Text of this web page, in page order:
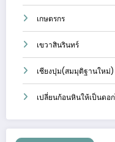
เกษตรกร
เขวาสินรินทร์
เชียงปุม(สมมุติฐานใหม่)
เปลี่ยนก้อนหินให้เป็นดอ